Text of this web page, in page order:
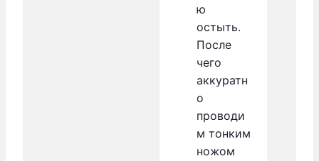
ю
остыть.
После
чего
аккуратн
о
проводи
м тонким
ножом